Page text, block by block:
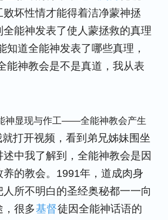
坏性情才能得着洁净蒙神拯
能神发表了使人蒙拯救的真理
知道全能神发表了哪些真理，
能神教会是不是真道，我从表
神显现与作工——全能神教会产生
打开视频，看到弟兄姊妹围坐
中我了解到，全能神教会是因
的教会。1991年，道成肉身
所不明白的圣经奥秘都一一向
，很多基督徒因全能神话语的